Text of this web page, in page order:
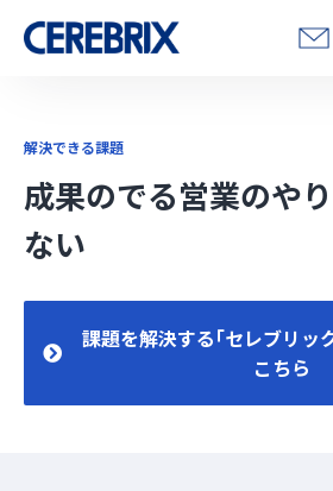
解決できる課題
サービス
解決できる課題
成果のでる営業のや
ない
課題を解決する｢セレブリッ
こちら